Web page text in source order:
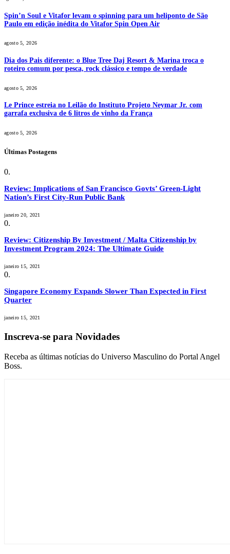
Spin’n Soul e Vitafor levam o spinning para um heliponto de São
Paulo em edição inédita do Vitafor Spin Open Air
agosto 5, 2026
Dia dos Pais diferente: o Blue Tree Daj Resort & Marina troca o
roteiro comum por pesca, rock clássico e tempo de verdade
agosto 5, 2026
Le Prince estreia no Leilão do Instituto Projeto Neymar Jr. com
garrafa exclusiva de 6 litros de vinho da França
agosto 5, 2026
Últimas Postagens
Review: Implications of San Francisco Govts’ Green-Light
Nation’s First City-Run Public Bank
janeiro 20, 2021
Review: Citizenship By Investment / Malta Citizenship by
Investment Program 2024: The Ultimate Guide
janeiro 15, 2021
Singapore Economy Expands Slower Than Expected in First
Quarter
janeiro 15, 2021
Inscreva-se para Novidades
Receba as últimas notícias do Universo Masculino do Portal Angel
Boss.